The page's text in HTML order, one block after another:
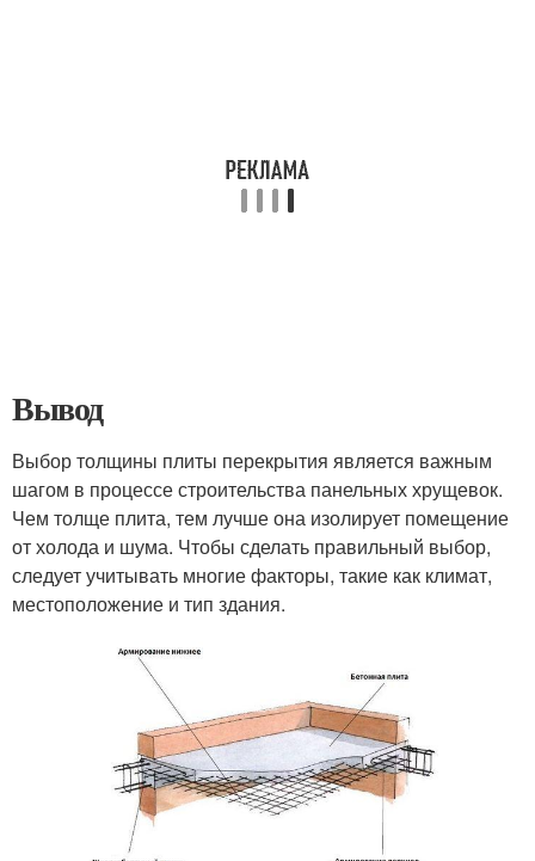
Вывод
Выбор толщины плиты перекрытия является важным
шагом в процессе строительства панельных хрущевок.
Чем толще плита, тем лучше она изолирует помещение
от холода и шума. Чтобы сделать правильный выбор,
следует учитывать многие факторы, такие как климат,
местоположение и тип здания.